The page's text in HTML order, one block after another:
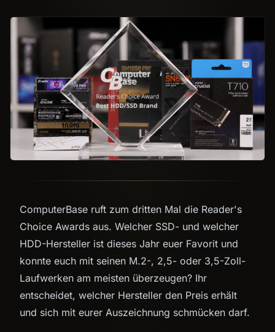
ComputerBase ruft zum dritten Mal die Reader's
Choice Awards aus. Welcher SSD- und welcher
HDD-Hersteller ist dieses Jahr euer Favorit und
konnte euch mit seinen M.2-, 2,5- oder 3,5-Zoll-
Laufwerken am meisten überzeugen? Ihr
entscheidet, welcher Hersteller den Preis erhält
und sich mit eurer Auszeichnung schmücken darf.